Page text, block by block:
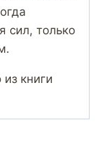
сил, только
книги